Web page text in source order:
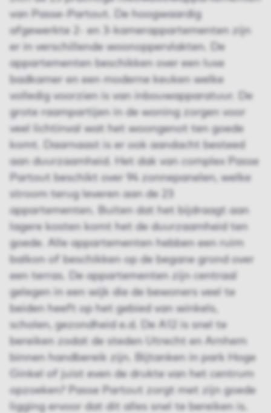
van Passe-Partout. De hoogwaardig
afgewerkte 2- en 3-kamerappartementen zijn
er in verschillende woonoppervlakten. De
appartementen beschikken over een luxe
badkamer en een moderne keuken welke
volledig voorzien is van inbouwapparatuur. De
grote raampartijen in de woning zorgen voor
veel lichtinval wat het woongenot ten goede
komt. Daarnaast is er ook aandacht besteed
aan duurzaamheid. Het dak van complex Passe
Partout beschikt over 94 zonnepanelen, welke
stroom terug leveren aan de 23
appartementen. Buiten dat het bijdraagt aan
lagere kosten komt het de duurzaamheid ten
goede. Alle appartementen hebben een ruim
balkon of beschikken op de begane grond over
een terras. De appartementen zijn centraal
gelegen in een wijk die de bewoners veel te
beiden heeft op het gebied van winkels,
scholen, gezondheid e.d. De A12 is snel te
bereiken zodat de steden Utrecht en Arnhem
binnen handbereik zijn. Bijtanken in park Hoge
Ginkel of juist even de drukte van het centrum
opzoeken? Passe Partout zorgt met zijn goede
ligging ervoor dat dit alles snel te bereiken is.